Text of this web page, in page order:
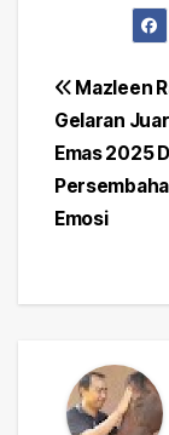
Post
Mazleen
Gelaran
Emas 2025
Emosi